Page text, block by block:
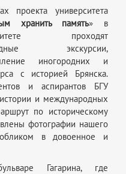
проекта университета
хранить память» в
проходят
экскурсии,
иногородних и
с историей Брянска.
и аспирантов БГУ
и международных
по историческому
фотографии нашего
в довоенное и
Гагарина, где